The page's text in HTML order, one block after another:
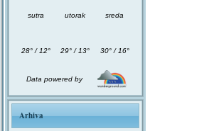
sutra utorak sreda
28° / 12° 29° / 13° 30° / 16°
Data powered by
Arhiva